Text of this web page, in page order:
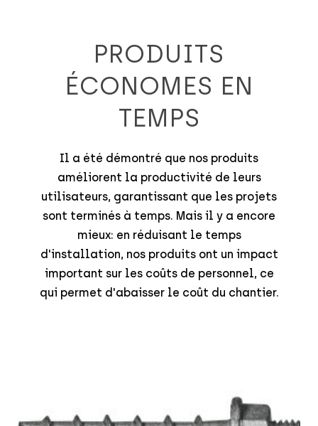
PRODUITS
ÉCONOMES EN
TEMPS
Il a été démontré que nos produits
améliorent la productivité de leurs
utilisateurs, garantissant que les projets
sont terminés à temps. Mais il y a encore
mieux: en réduisant le temps
d'installation, nos produits ont un impact
important sur les coûts de personnel, ce
qui permet d'abaisser le coût du chantier.